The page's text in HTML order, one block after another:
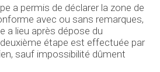
a permis de déclarer la zone de
avec ou sans remarques,
a lieu après dépose du
étape est effectuée par
sauf impossibilité dûment